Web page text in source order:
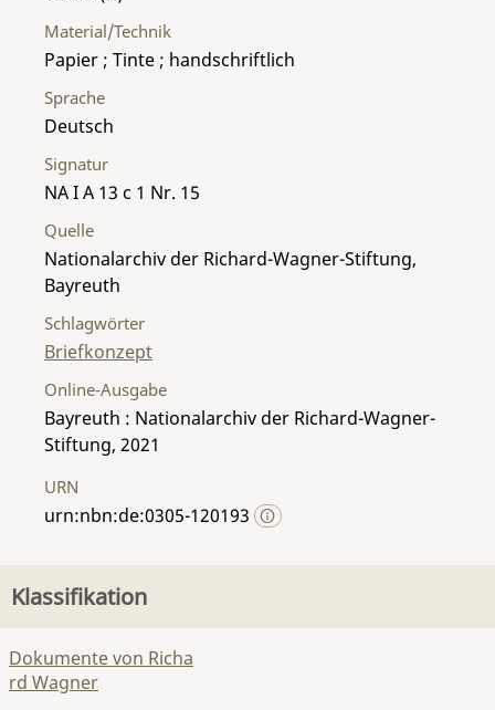
Material/Technik
Papier ; Tinte ; handschriftlich
Sprache
Deutsch
Signatur
NA I A 13 c 1 Nr. 15
Quelle
Nationalarchiv der Richard-Wagner-Stiftung,
Bayreuth
Schlagwörter
Briefkonzept
Online-Ausgabe
Bayreuth : Nationalarchiv der Richard-Wagner-
Stiftung, 2021
URN
urn:nbn:de:0305-120193
Klassifikation
Dokumente von Richa
rd Wagner